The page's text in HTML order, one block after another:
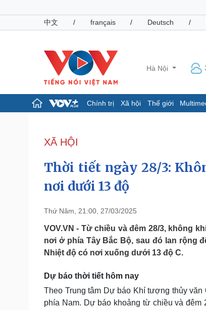
中文
/ français / Deutsch /
Hà Nội
Chính trị Xã hội Thế giới
Đảng
Tổ chức nhân sự
Nhận diện sự thật
Dấu ấn VOV
Pháp luật
Tin nóng
Tư vấn luật
Việt Nam
Phân tích
Sức khỏe
Dinh dưỡng - món ngon
Cây thuốc
Nhà đẹp
Blog
XÃ HỘI
Thời tiết ngày 28/3:
nơi dưới 13 độ
Thứ Năm, 21:00, 27/03/2025
VOV.VN - Từ chiều và đêm 28/3, không
nơi ở phía Tây Bắc Bộ, sau đó lan rộng
Nhiệt độ có nơi xuống dưới 13 độ C.
Dự báo thời tiết hôm nay
Theo Trung tâm Dự báo Khí tượng thủy
phía Nam. Dự báo khoảng từ chiều và